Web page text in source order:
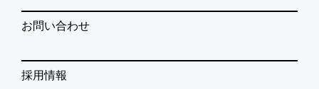
お問い合わせ
採用情報